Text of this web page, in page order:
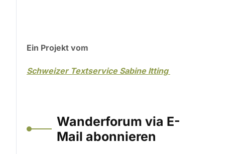
Ein Projekt vom
Schweizer Textservice Sabine Itting
Wanderforum via E-
Mail abonnieren